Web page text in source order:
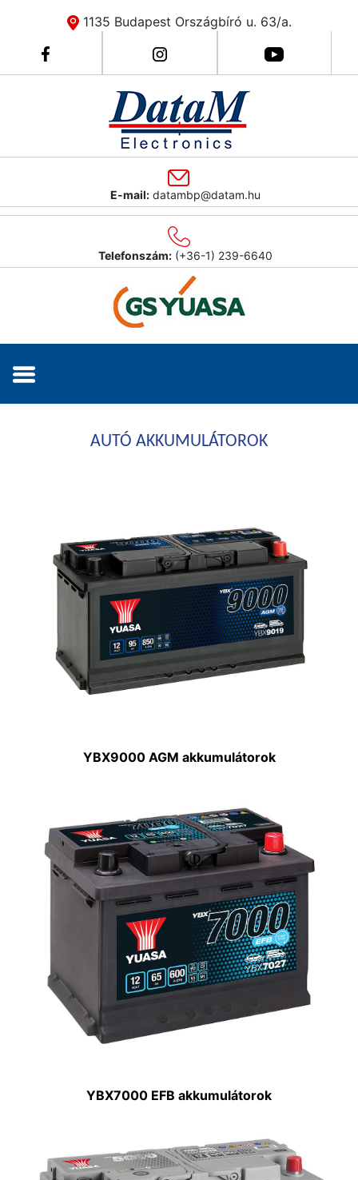
1135 Budapest Országbíró u. 63/a.
E-mail: datambp@datam.hu
Telefonszám: (+36-1) 239-6640
AUTÓ AKKUMULÁTOROK
YBX9000 AGM akkumulátorok
YBX7000 EFB akkumulátorok